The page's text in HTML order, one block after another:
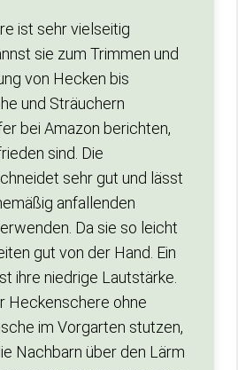
ist sehr vielseitig
sie zum Trimmen und
von Hecken bis
und Sträuchern
bei Amazon berichten,
sind. Die
sehr gut und lässt
anfallenden
Da sie so leicht
gut von der Hand. Ein
ihre niedrige Lautstärke.
Heckenschere ohne
im Vorgarten stutzen,
Nachbarn über den Lärm